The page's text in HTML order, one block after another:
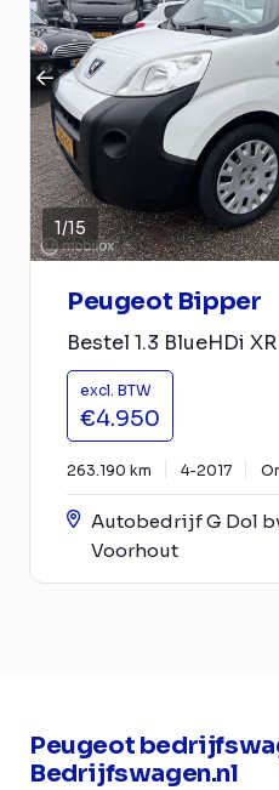
1/15
Peugeot Bipper
Bestel 1.3 BlueHDi
excl. BTW
€4.950
263.190 km 4-2017
Autobedrijf G Dol
Voorhout
Peugeot
Bedrijfswagen.nl